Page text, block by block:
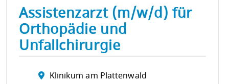
Assistenzarzt (m/w/d) für
Orthopädie und
Unfallchirurgie
Klinikum am Plattenwald